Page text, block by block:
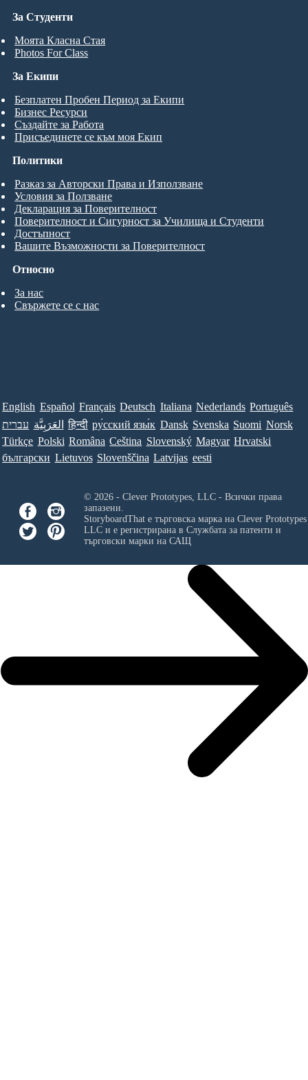
За Студенти
Моята Класна Стая
Photos For Class
За Екипи
Безплатен Пробен Период за Екипи
Бизнес Ресурси
Създайте за Работа
Присъединете се към моя Екип
Относно
За нас
Свържете се с нас
Политики
Разказ за Авторски Права и Използване
Условия за Ползване
Декларация за Поверителност
Поверителност и Сигурност за Училища и Студенти
Достъпност
Вашите Възможности за Поверителност
English Español Français Deutsch Italiana Nederlands Português
עברית العَرَبِيَّة हिन्दी ру́сский язы́к Dansk Svenska Suomi Norsk
Türkçe Polski Româna Ceština Slovenský Magyar Hrvatski
български Lietuvos Slovenščina Latvijas eesti
© 2026 - Clever Prototypes, LLC - Всички права
запазени.
StoryboardThat е търговска марка на Clever
LLCи е регистрирана в Службата за патенти и
търговски марки на САЩ